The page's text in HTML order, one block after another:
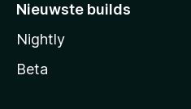
Nieuwste builds
Nightly
Beta